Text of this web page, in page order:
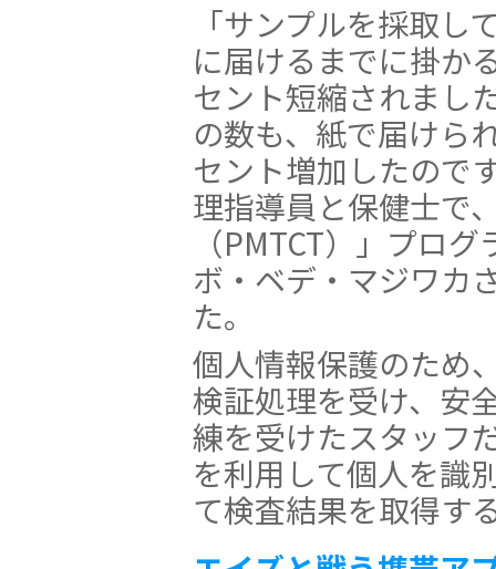
「サンプルを採取
に届けるまでに掛か
セント短縮されまし
の数も、紙で届けら
セント増加したので
理指導員と保健士で
（PMTCT）」プロ
ボ・ベデ・マジワカ
た。
個人情報保護のため
検証処理を受け、安
練を受けたスタッフ
を利用して個人を識
て検査結果を取得す